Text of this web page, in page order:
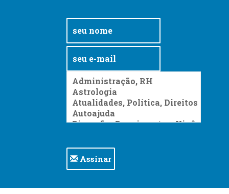
Assinar